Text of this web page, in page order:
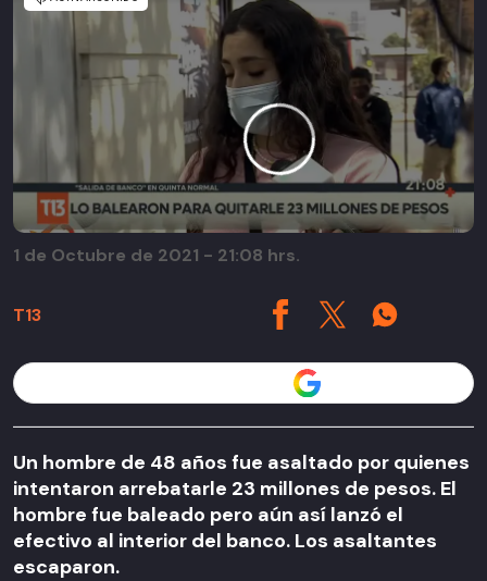
T13
1 de Octubre de 2021 - 21:08 hrs.
Un hombre de 48 años fue asaltado por quienes
intentaron arrebatarle 23 millones de pesos. El
hombre fue baleado pero aún así lanzó el
efectivo al interior del banco. Los asaltantes
escaparon.